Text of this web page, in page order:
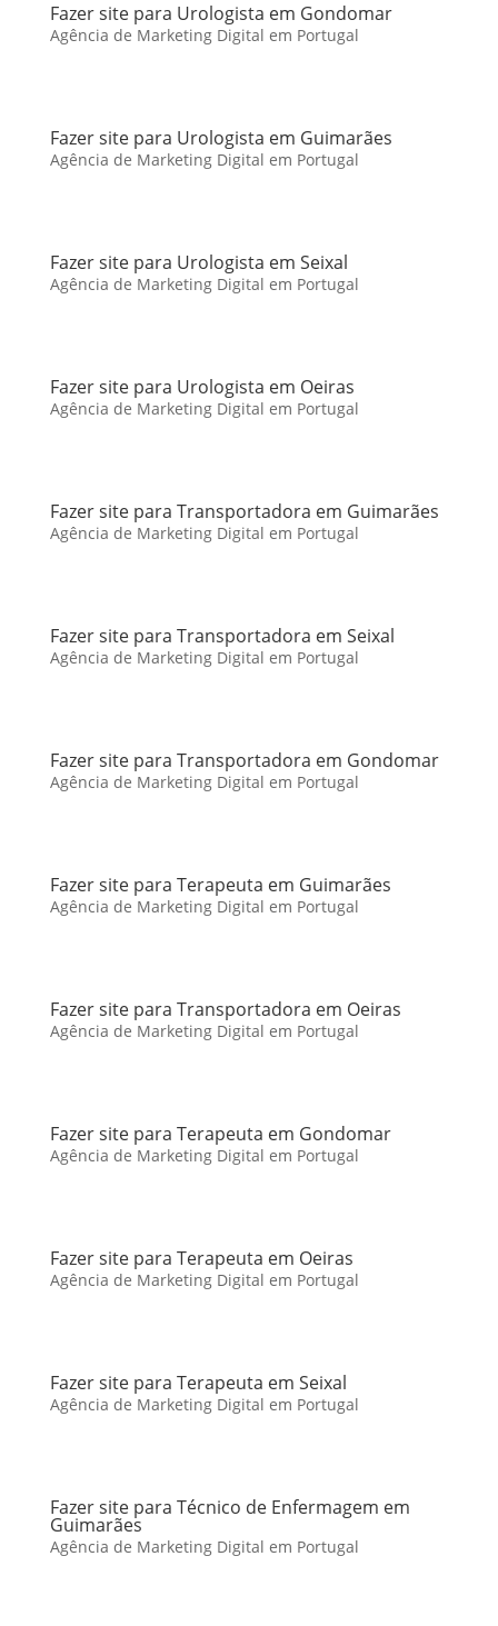
Fazer site para Urologista em Gondomar
Agência de Marketing Digital em Portugal
Fazer site para Urologista em Guimarães
Agência de Marketing Digital em Portugal
Fazer site para Urologista em Seixal
Agência de Marketing Digital em Portugal
Fazer site para Urologista em Oeiras
Agência de Marketing Digital em Portugal
Fazer site para Transportadora em Guimarães
Agência de Marketing Digital em Portugal
Fazer site para Transportadora em Seixal
Agência de Marketing Digital em Portugal
Fazer site para Transportadora em Gondomar
Agência de Marketing Digital em Portugal
Fazer site para Terapeuta em Guimarães
Agência de Marketing Digital em Portugal
Fazer site para Transportadora em Oeiras
Agência de Marketing Digital em Portugal
Fazer site para Terapeuta em Gondomar
Agência de Marketing Digital em Portugal
Fazer site para Terapeuta em Oeiras
Agência de Marketing Digital em Portugal
Fazer site para Terapeuta em Seixal
Agência de Marketing Digital em Portugal
Fazer site para Técnico de Enfermagem em
Guimarães
Agência de Marketing Digital em Portugal